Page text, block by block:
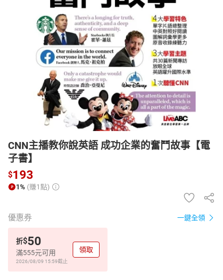
男裝 化妝保養
日本購物 電子/紙本書
HOT
CNN主播教你說英語 成功企業的奮鬥故事【電
子書】
$193
1% (賺1點)
優惠券 一鍵全領
折$50
滿555元可用
2026/08/09 15:59截止
領取